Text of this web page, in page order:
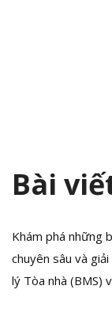
Bài
Khám phá những
chuyên sâu và
lý Tòa nhà (BMS)